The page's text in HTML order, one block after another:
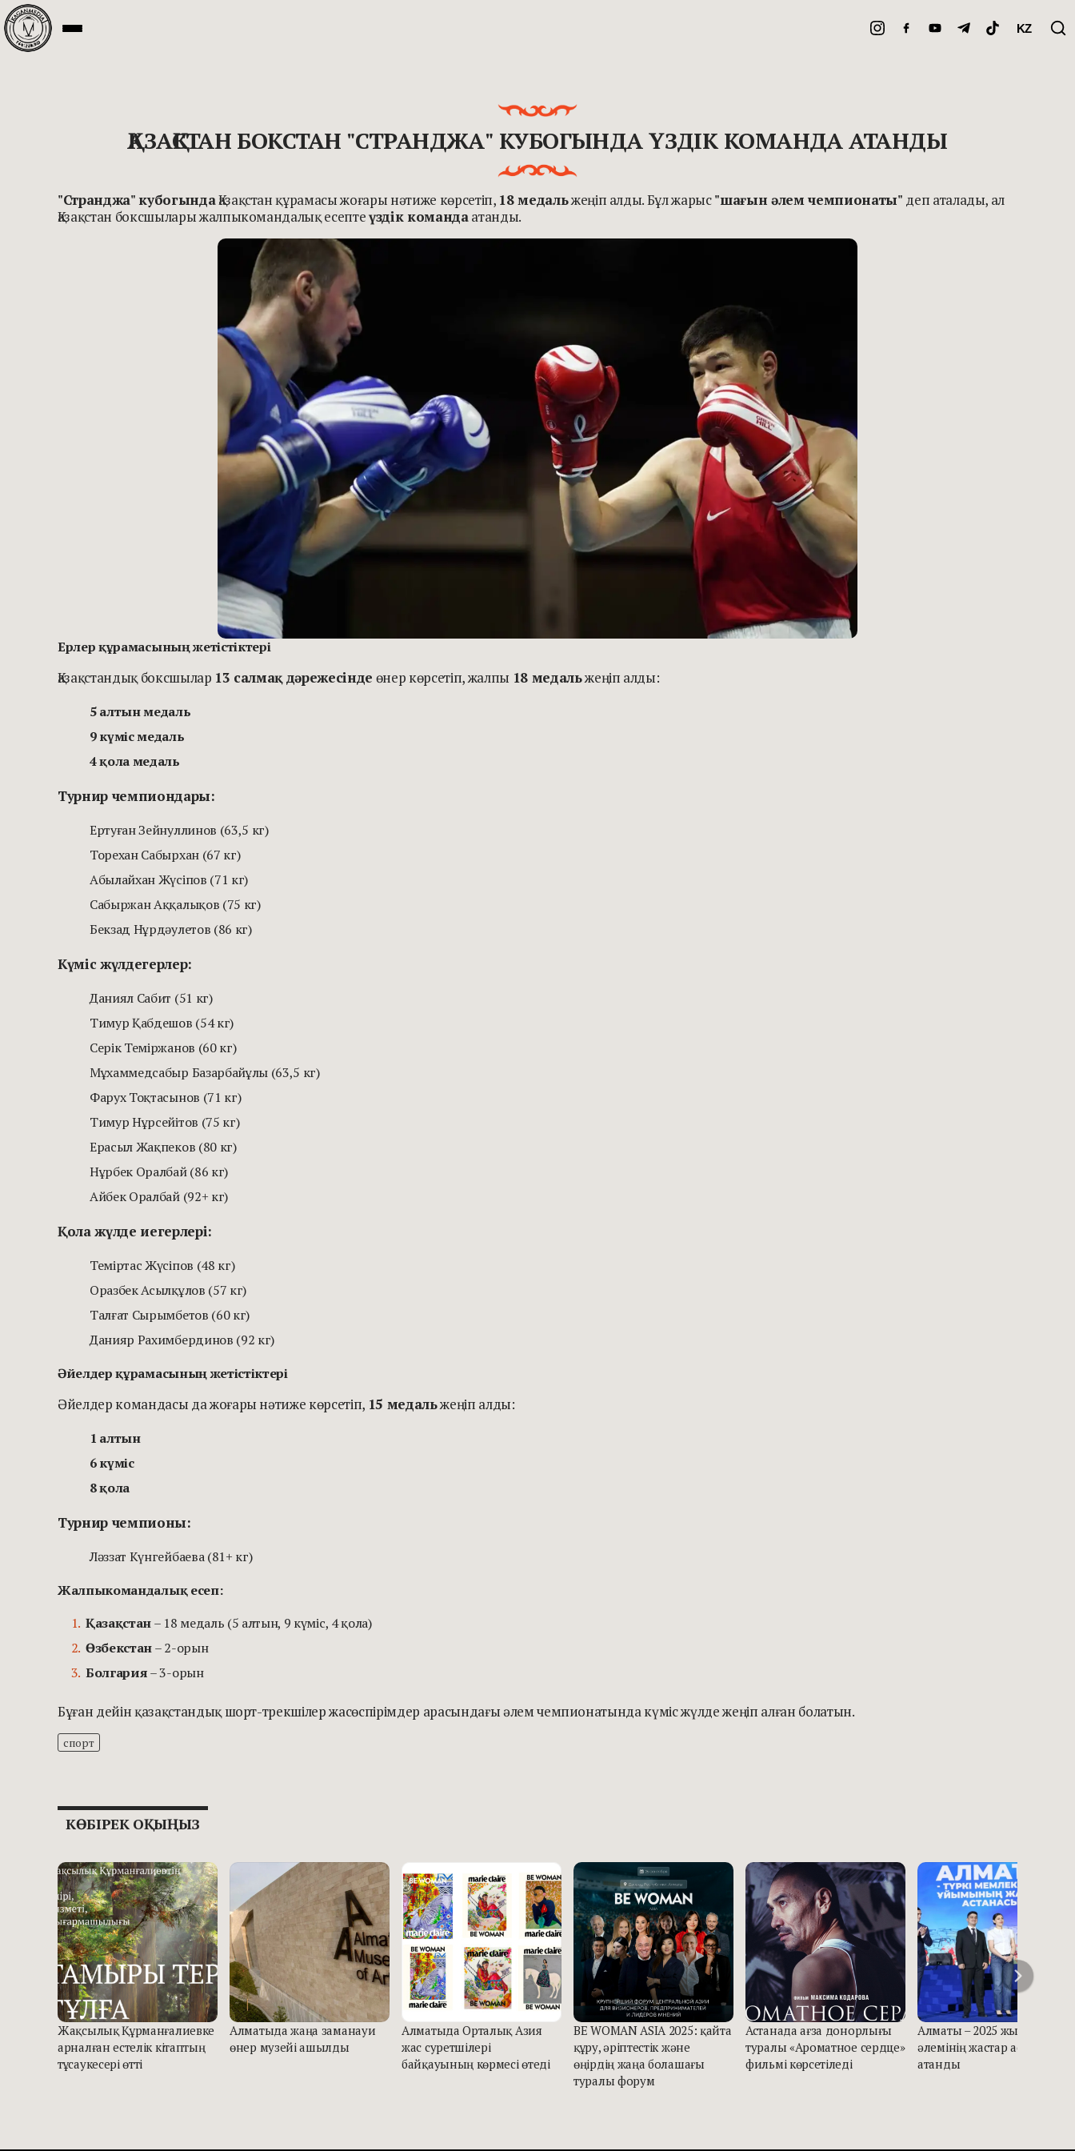
KZ
ҚАЗАҚСТАН БОКСТАН "СТРАНДЖА" КУБОГЫНДА ҮЗДІК КОМАНДА АТАНДЫ
"Странджа" кубогындаҚазақстан құрамасы жоғары нәтиже көрсетіп, 18 медальжеңіп алды. Бұл жарыс"шағын әлем чемпионаты" деп аталады, ал
Қазақстан боксшылары жалпыкомандалық есептеүздік командаатанды.
Ерлер құрамасының жетістіктері
Қазақстандық боксшылар 13 салмақ дәрежесінде өнер көрсетіп, жалпы 18 медальжеңіп алды:
5 алтын медаль
9 күміс медаль
4 қола медаль
Турнир чемпиондары:
Ертуған Зейнуллинов (63,5 кг)
Торехан Сабырхан (67 кг)
Абылайхан Жүсіпов (71 кг)
Сабыржан Аққалықов (75 кг)
Бекзад Нұрдәулетов (86 кг)
Күміс жүлдегерлер:
Даниял Сабит (51 кг)
Тимур Қабдешов (54 кг)
Серік Теміржанов (60 кг)
Мұхаммедсабыр Базарбайұлы (63,5 кг)
Фарух Тоқтасынов (71 кг)
Тимур Нұрсейітов (75 кг)
Ерасыл Жақпеков (80 кг)
Нұрбек Оралбай (86 кг)
Айбек Оралбай (92+ кг)
Қола жүлде иегерлері:
Теміртас Жүсіпов (48 кг)
Оразбек Асылқұлов (57 кг)
Талғат Сырымбетов (60 кг)
Данияр Рахимбердинов (92 кг)
Әйелдер құрамасының жетістіктері
Әйелдер командасы да жоғары нәтиже көрсетіп, 15 медальжеңіп алды:
1 алтын
6 күміс
8 қола
Турнир чемпионы:
Ләззат Күнгейбаева (81+ кг)
Жалпыкомандалық есеп:
Қазақстан– 18 медаль (5 алтын, 9 күміс, 4 қола)
Өзбекстан– 2-орын
Болгария– 3-орын
Бұған дейін қазақстандық шорт-трекшілер жасөспірімдер арасындағы әлем чемпионатында күміс жүлде жеңіп алған болатын.
спорт
КӨБІРЕК ОҚЫҢЫЗ
Жақсылық Құрманғалиевке
арналған естелік кітаптың
тұсаукесері өтті
Алматыда жаңа заманауи
өнер музейі ашылды
Алматыда Орталық Азия
жас суретшілері
байқауының көрмесі өтеді
BE WOMAN ASIA 2025: қайта
құру, әріптестік және
өңірдің жаңа болашағы
туралы форум
Астанада ағза донорлығы
туралы «Ароматное сердце»
фильмі көрсетіледі
Алматы – 2025 жылғы Түркі
әлемінің жастар астанасы
атанды